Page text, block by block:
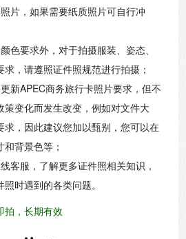
片，如果需要纸质照片可自行冲
色要求外，对于拍摄服装、姿态、
，请遵照证件照规范进行拍摄；
新APEC商务旅行卡照片要求，但不
策变化而发生改变，例如对文件大
求，因此建议您加以甄别，您可以在
背景色等；
客服，了解更多证件照相关知识，
时遇到的各类问题。
拍，长期有效